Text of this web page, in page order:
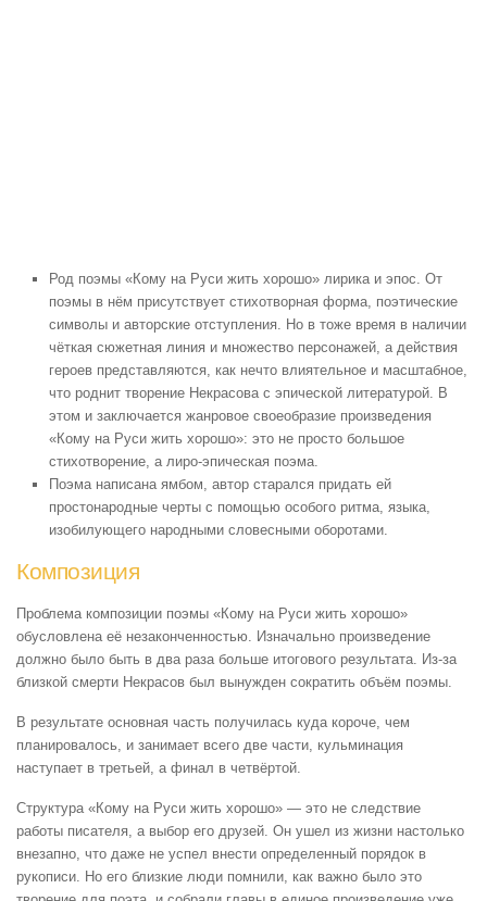
Род поэмы «Кому на Руси жить хорошо» лирика и эпос. От
поэмы в нём присутствует стихотворная форма, поэтические
символы и авторские отступления. Но в тоже время в наличии
чёткая сюжетная линия и множество персонажей, а действия
героев представляются, как нечто влиятельное и масштабное,
что роднит творение Некрасова с эпической литературой. В
этом и заключается жанровое своеобразие произведения
«Кому на Руси жить хорошо»: это не просто большое
стихотворение, а лиро-эпическая поэма.
Поэма написана ямбом, автор старался придать ей
простонародные черты с помощью особого ритма, языка,
изобилующего народными словесными оборотами.
Композиция
Проблема композиции поэмы «Кому на Руси жить хорошо»
обусловлена её незаконченностью. Изначально произведение
должно было быть в два раза больше итогового результата. Из-за
близкой смерти Некрасов был вынужден сократить объём поэмы.
В результате основная часть получилась куда короче, чем
планировалось, и занимает всего две части, кульминация
наступает в третьей, а финал в четвёртой.
Структура «Кому на Руси жить хорошо» — это не следствие
работы писателя, а выбор его друзей. Он ушел из жизни настолько
внезапно, что даже не успел внести определенный порядок в
рукописи. Но его близкие люди помнили, как важно было это